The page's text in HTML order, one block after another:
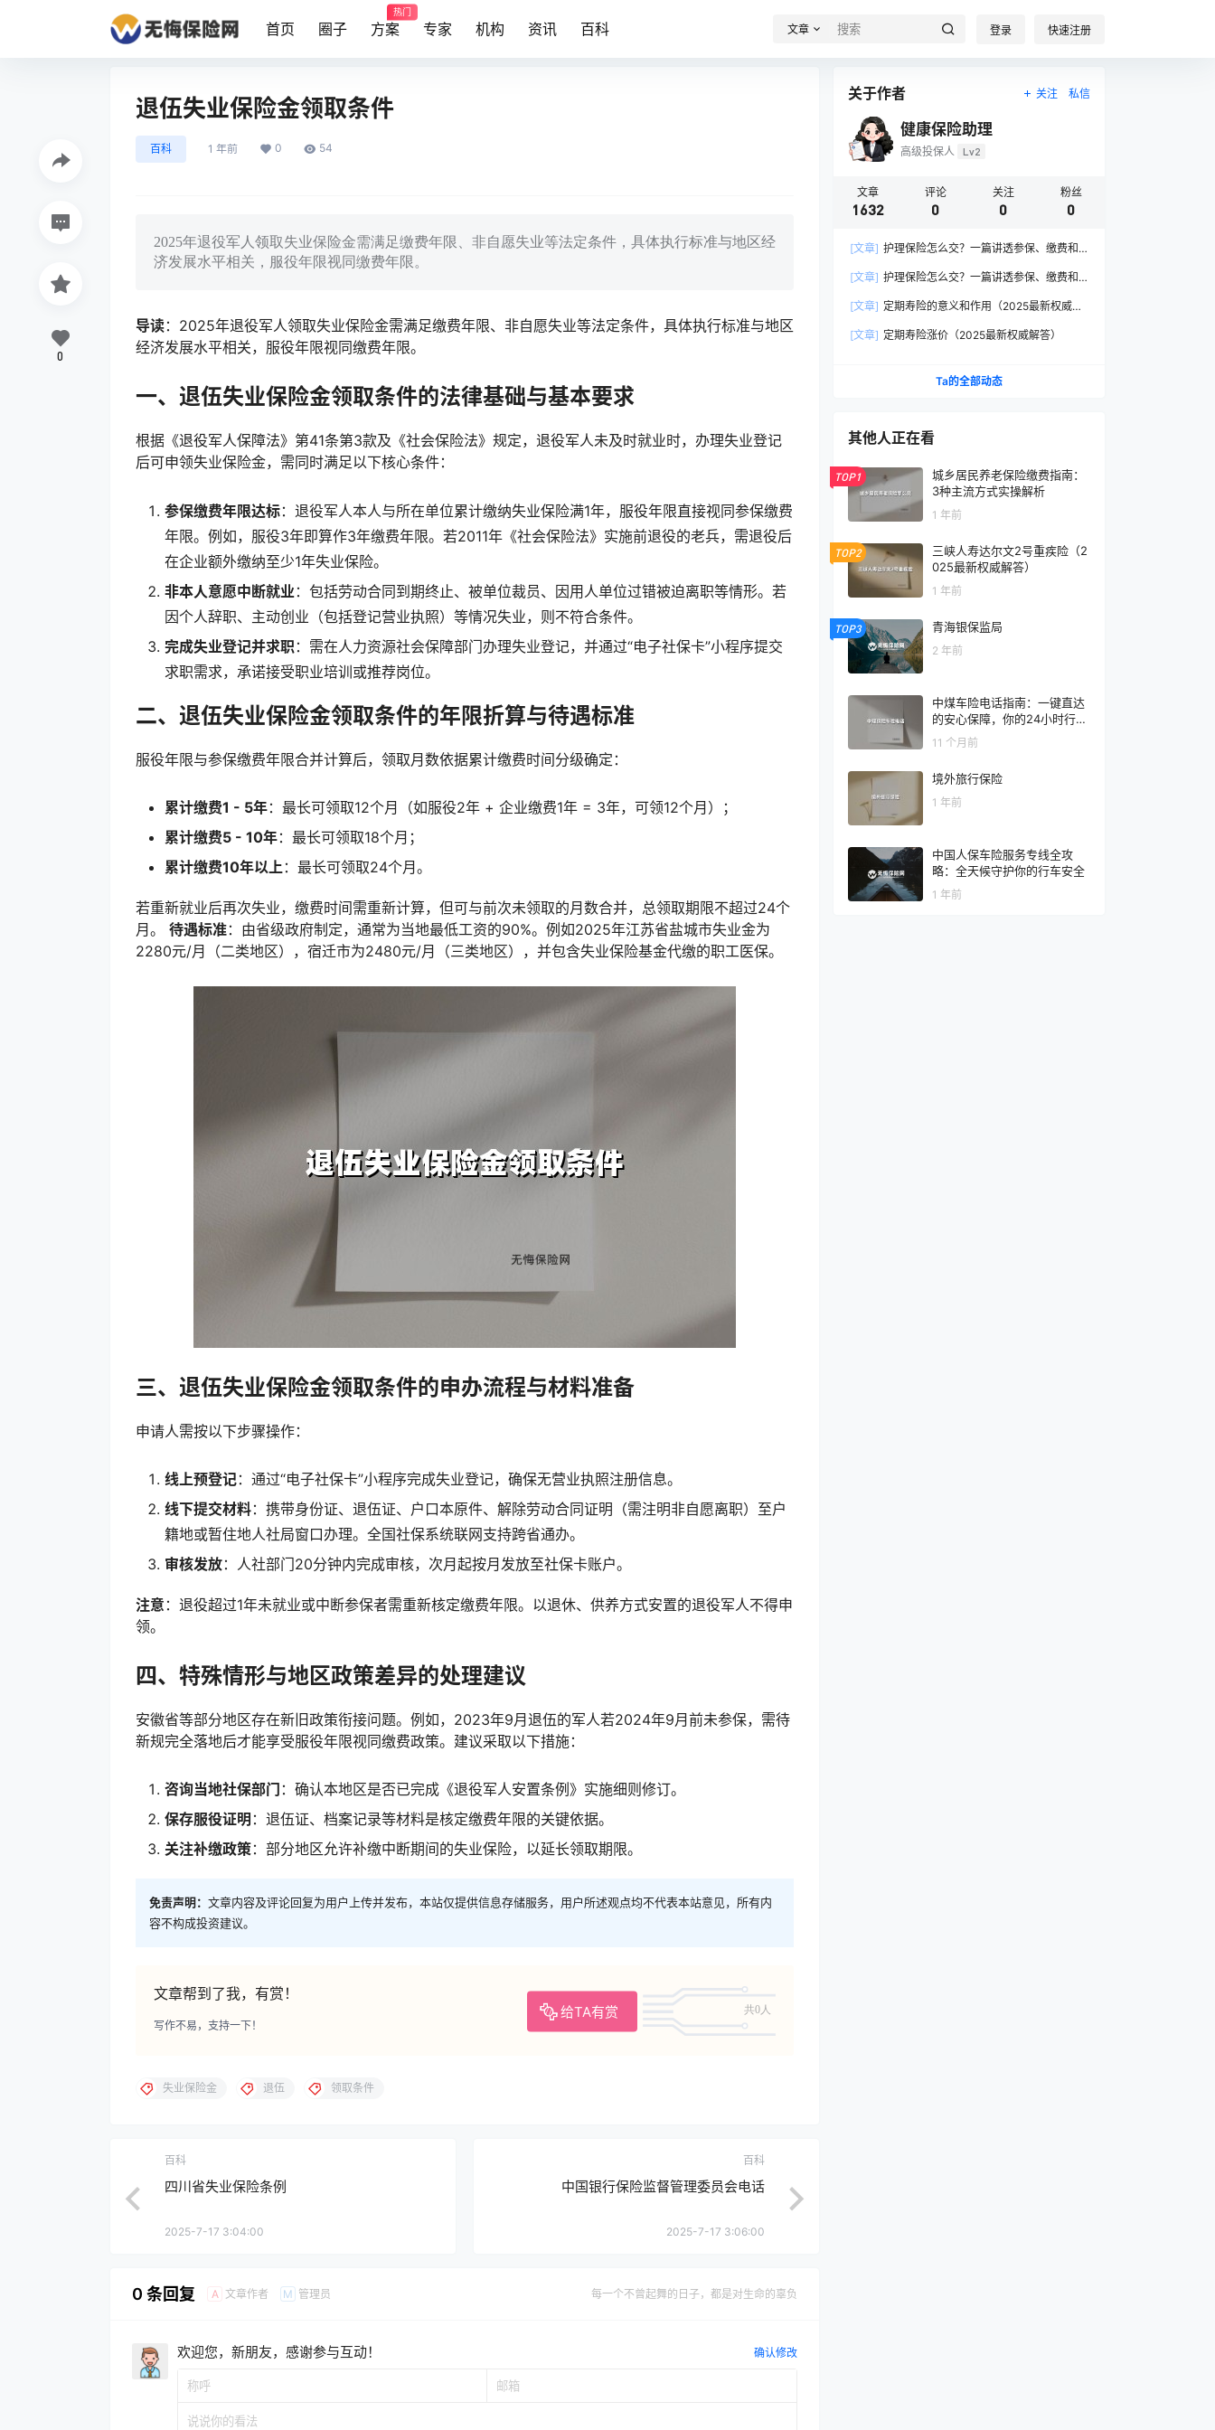
首页 圈子 方案
热门
专家 机构 资讯 百科 文章 登录 快速注册
退伍失业保险金领取条件
百科 1 年前 0 54
2025年退役军人领取失业保险金需满足缴费年限、非自愿失业等法定条件，具体执行标准与地区经
济发展水平相关，服役年限视同缴费年限。
导读：2025年退役军人领取失业保险金需满足缴费年限、非自愿失业等法定条件，具体执行标准与地区
经济发展水平相关，服役年限视同缴费年限。
一、退伍失业保险金领取条件的法律基础与基本要求
根据《退役军人保障法》第41条第3款及《社会保险法》规定，退役军人未及时就业时，办理失业登记
后可申领失业保险金，需同时满足以下核心条件：
参保缴费年限达标：退役军人本人与所在单位累计缴纳失业保险满1年，服役年限直接视同参保缴费
年限。例如，服役3年即算作3年缴费年限。若2011年《社会保险法》实施前退役的老兵，需退役后
在企业额外缴纳至少1年失业保险。
非本人意愿中断就业 ：包括劳动合同到期终止、被单位裁员、因用人单位过错被迫离职等情形。若
因个人辞职、主动创业（包括登记营业执照）等情况失业，则不符合条件。
完成失业登记并求职 ：需在人力资源社会保障部门办理失业登记，并通过“电子社保卡”小程序提交
求职需求，承诺接受职业培训或推荐岗位。
二、退伍失业保险金领取条件的年限折算与待遇标准
服役年限与参保缴费年限合并计算后，领取月数依据累计缴费时间分级确定：
累计缴费1 - 5年：最长可领取12个月（如服役2年 + 企业缴费1年 = 3年，可领12个月）；
累计缴费5 - 10年：最长可领取18个月；
累计缴费10年以上 ：最长可领取24个月。
若重新就业后再次失业，缴费时间需重新计算，但可与前次未领取的月数合并，总领取期限不超过24个
月。 待遇标准：由省级政府制定，通常为当地最低工资的90%。例如2025年江苏省盐城市失业金为
2280元/月（二类地区），宿迁市为2480元/月（三类地区），并包含失业保险基金代缴的职工医保。
三、退伍失业保险金领取条件的申办流程与材料准备
申请人需按以下步骤操作：
线上预登记：通过“电子社保卡”小程序完成失业登记，确保无营业执照注册信息。
线下提交材料：携带身份证、退伍证、户口本原件、解除劳动合同证明（需注明非自愿离职）至户
籍地或暂住地人社局窗口办理。全国社保系统联网支持跨省通办。
审核发放：人社部门20分钟内完成审核，次月起按月发放至社保卡账户。
注意 ：退役超过1年未就业或中断参保者需重新核定缴费年限。以退休、供养方式安置的退役军人不得申
领。
四、特殊情形与地区政策差异的处理建议
安徽省等部分地区存在新旧政策衔接问题。例如，2023年9月退伍的军人若2024年9月前未参保，需待
新规完全落地后才能享受服役年限视同缴费政策。建议采取以下措施：
咨询当地社保部门 ：确认本地区是否已完成《退役军人安置条例》实施细则修订。
保存服役证明 ：退伍证、档案记录等材料是核定缴费年限的关键依据。
关注补缴政策：部分地区允许补缴中断期间的失业保险，以延长领取期限。
免责声明： 文章内容及评论回复为用户上传并发布，本站仅提供信息存储服务，用户所述观点均不代表本站意见，所有内
容不构成投资建议。
文章帮到了我，有赏！
给TA有赏 共0人
写作不易，支持一下！
0
失业保险金 退伍 领取条件
百科
四川省失业保险条例
2025-7-17 3:04:00
百科
中国银行保险监督管理委员会电话
2025-7-17 3:06:00
0 条回复 A 文章作者 M 管理员 每一个不曾起舞的日子，都是对生命的辜负
欢迎您，新朋友，感谢参与互动！ 确认修改
关于作者 关注 私信
健康保险助理
高级投保人 Lv2
文章
1632
评论
0
关注
0
粉丝
0
[文章] 护理保险怎么交？一篇讲透参保、缴费和
[文章] 护理保险怎么交？一篇讲透参保、缴费和
[文章] 定期寿险的意义和作用（2025最新权威解
[文章] 定期寿险涨价（2025最新权威解答）
Ta的全部动态
其他人正在看
TOP1
城乡居民养老保险缴费指南：
3种主流方式实操解析
1 年前
TOP2
三峡人寿达尔文2号重疾险（2
025最新权威解答）
1 年前
TOP3 青海银保监局
2 年前
中煤车险电话指南：一键直达
的安心保障，你的24小时行车
守护者
11 个月前
境外旅行保险
1 年前
中国人保车险服务专线全攻
略：全天候守护你的行车安全
1 年前